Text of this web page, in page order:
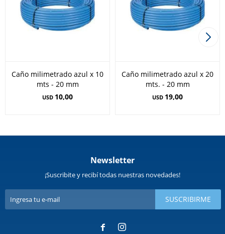
Caño milimetrado azul x 10
mts - 20 mm
USD 10,00
Caño milimetrado azul x 20
mts. - 20 mm
USD 19,00
Newsletter
¡Suscribite y recibí todas nuestras novedades!
SUSCRIBIRME
 